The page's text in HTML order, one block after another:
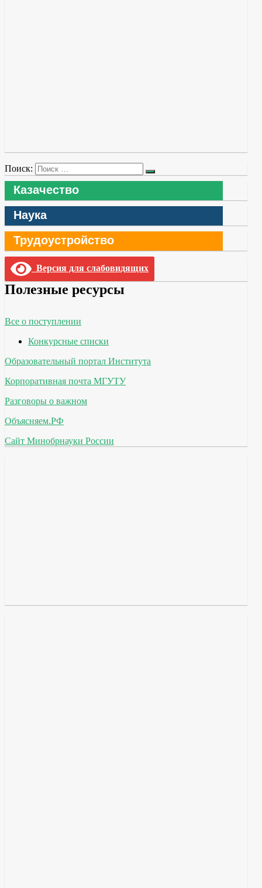
Поиск:
Казачество
Наука
Трудоустройство
Версия для слабовидящих
Полезные ресурсы
Все о поступлении
Конкурсные списки
Образовательный портал Института
Корпоративная почта МГУТУ
Разговоры о важном
Объясняем.РФ
Сайт Минобрнауки России